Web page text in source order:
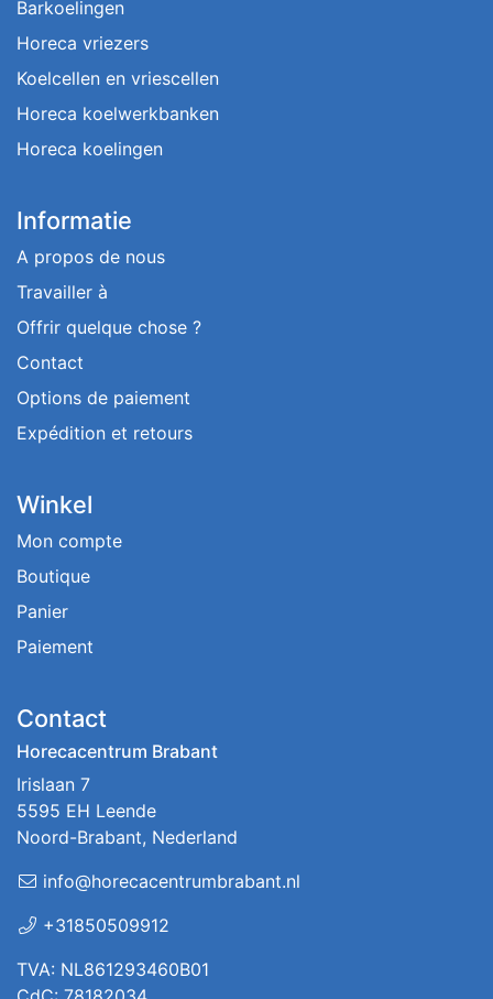
Barkoelingen
Horeca vriezers
Koelcellen en vriescellen
Horeca koelwerkbanken
Horeca koelingen
Informatie
A propos de nous
Travailler à
Offrir quelque chose ?
Contact
Options de paiement
Expédition et retours
Winkel
Mon compte
Boutique
Panier
Paiement
Contact
Horecacentrum Brabant
Irislaan 7
5595 EH Leende
Noord-Brabant, Nederland
info@horecacentrumbrabant.nl
+31850509912
TVA: NL861293460B01